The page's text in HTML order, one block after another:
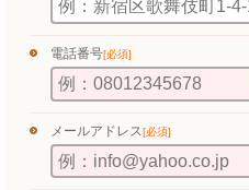
電話番号[必須]
メールアドレス[必須]